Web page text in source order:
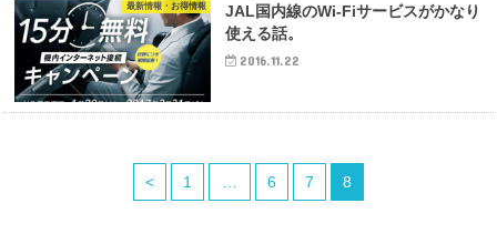
最新情報・お得情報
JAL国内線のWi-Fiサービスがかなり
使える話。
2016.11.22
< 1 6 7 8